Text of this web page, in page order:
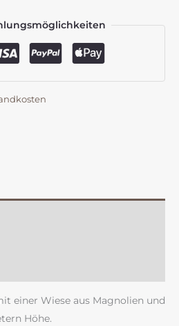
einer Wiese aus Magnolien und
Höhe.